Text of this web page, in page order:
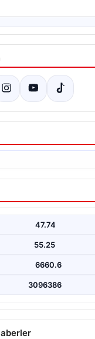
kapladı:
yangın
47.74
55.25
6660.6
3096386